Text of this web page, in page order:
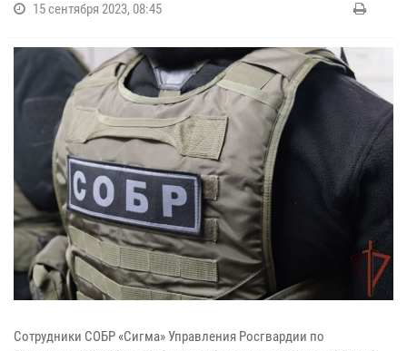
15 сентября 2023, 08:45
Сотрудники СОБР «Сигма» Управления Росгвардии по